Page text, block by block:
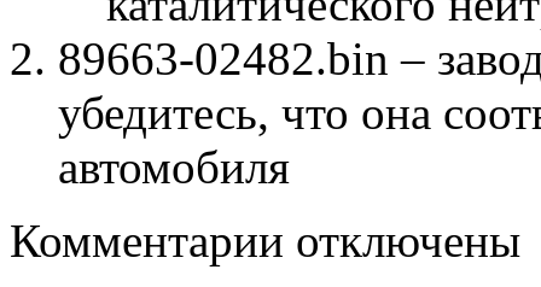
89663-02482.bin –
убедитесь, что она
автомобиля
Комментарии записи
отключены